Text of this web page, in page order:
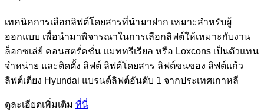
เทคนิคการเลือกลิฟต์โดยสารที่นำมาฝาก เหมาะสำหรับผู้
ออกแบบ เพื่อนำมาพิจารณาในการเลือกลิฟต์ให้เหมาะกับงาน
ล็อกซเล่ย์ คอนสตรั่คชั่น แมททรีเรียล หรือ Loxcons เป็นตัวแทน
จำหน่าย และติดตั้ง ลิฟต์ ลิฟต์โดยสาร ลิฟต์ขนของ ลิฟต์แก้ว
ลิฟต์เตียง Hyundai แบรนด์ลิฟต์อันดับ 1 จากประเทศเกาหลี
ดูละเอียดเพิ่มเติม ที่นี่